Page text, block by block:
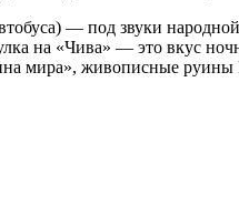
— под звуки
на «Чива» — это вкус
мира», живописные